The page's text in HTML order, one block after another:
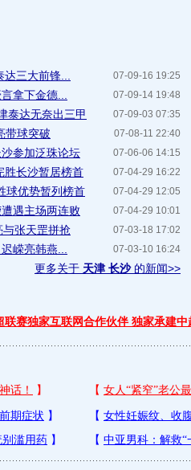
07-09-16 19:25
三大前锋...
07-09-14 19:48
拿下金德...
07-09-03 07:35
泰达无奈出三甲
07-08-11 22:40
带球突破
07-06-06 14:15
参加泛珠论坛
07-04-29 16:22
胜长沙暂居榜首
07-04-29 12:05
球优势暂列榜首
07-04-29 10:01
遇主场两连败
07-03-18 17:02
与张天罡拼抢
07-03-10 16:24
嵘亮韩燕...
更多关于 天津 长沙的新闻>>
联赛独家互联网合作伙伴 独家承建中